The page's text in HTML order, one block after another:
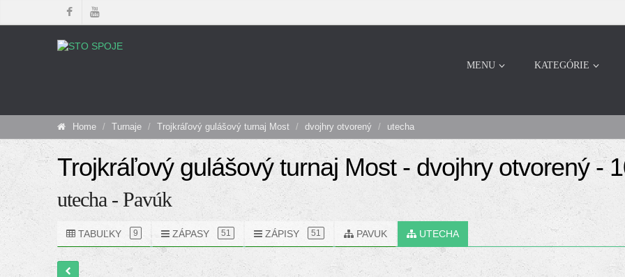
MENU KATEGÓRIE
Home Turnaje Trojkráľový gulášový turnaj Most dvojhry otvorený utecha
Trojkráľový gulášový turnaj Most - dvojhry otvorený -
utecha - Pavúk
TABUĽKY 9 ZÁPASY 51 ZÁPISY 51 PAVUK UTECHA